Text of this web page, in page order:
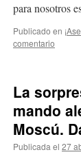
para nosotros
Publicado en
comentario
La
mando
Moscú.
Publicada el 27